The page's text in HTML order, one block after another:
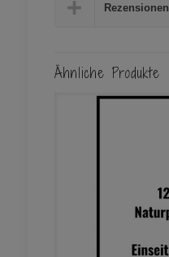
Rezensionen
Ähnliche Produkte